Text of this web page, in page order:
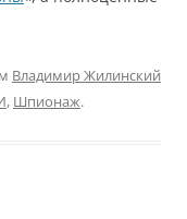
Владимир Жилинский
, Шпионаж.